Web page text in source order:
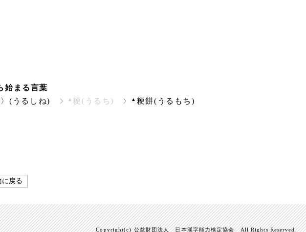
始まる言葉
(うるしね) ▲ 粳(うるち) ▲ 粳餅(うるもち)
に戻る
Copyright(c) 公益財団法人 日本漢字能力検定協会 All Rights Reserved.